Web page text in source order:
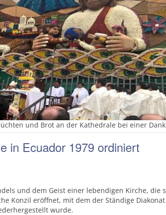
und Brot an der Kathedrale bei einer
in Ecuador 1979 ordiniert
und dem Geist einer lebendigen Kirche, die
Konzil eröffnet, mit dem der Ständige
wurde.